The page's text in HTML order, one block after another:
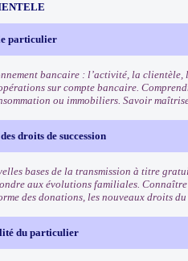
particulier
bancaire : l’activité, la clientèle,
sur compte bancaire.
ou immobiliers. Savoir
droits de succession
bases de la transmission à titre
aux évolutions familiales. Connaître
des donations, les nouveaux droits
du particulier